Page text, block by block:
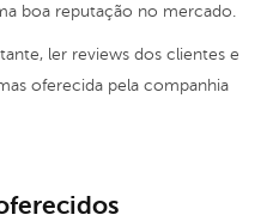
boa reputação no mercado.
ler reviews dos clientes e
oferecida pela companhia